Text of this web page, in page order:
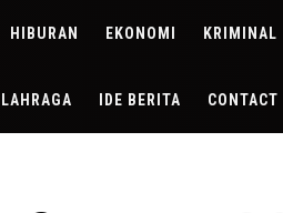
HIBURAN EKONOMI KRIMINAL
IDE BERITA CONTACT